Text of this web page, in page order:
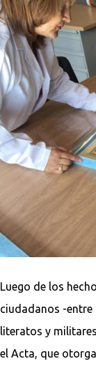
Luego de los
ciudadanos -entre
literatos y
el Acta, que